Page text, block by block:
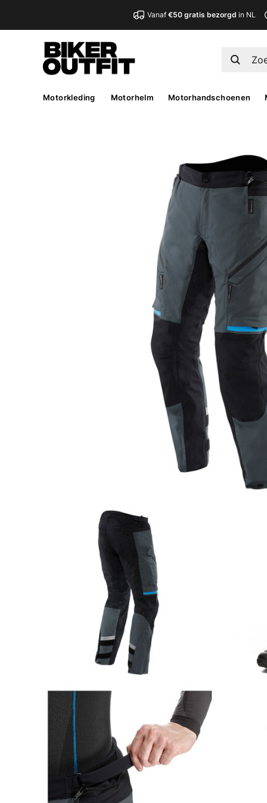
Vanaf €50 gratis bezorgd in NL
Motorkleding Motorhelm Motorhandschoenen